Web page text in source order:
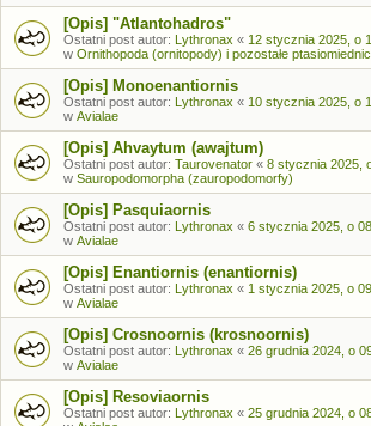
[Opis] "Atlantohadros"
Ostatni post autor: Lythronax « 12 stycznia 2025, o
w Ornithopoda (ornitopody) i pozostałe
[Opis] Monoenantiornis
Ostatni post autor: Lythronax « 10 stycznia 2025, o
w Avialae
[Opis] Ahvaytum (awajtum)
Ostatni post autor: Taurovenator « 8 stycznia 2025,
w Sauropodomorpha (zauropodomorfy)
[Opis] Pasquiaornis
Ostatni post autor: Lythronax « 6 stycznia 2025, o
w Avialae
[Opis] Enantiornis (enantiornis)
Ostatni post autor: Lythronax « 1 stycznia 2025, o
w Avialae
[Opis] Crosnoornis (krosnoornis)
Ostatni post autor: Lythronax « 26 grudnia 2024, o
w Avialae
[Opis] Resoviaornis
Ostatni post autor: Lythronax « 25 grudnia 2024, o